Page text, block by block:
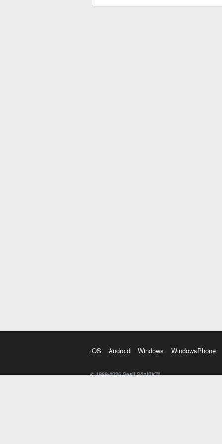
iOS Android Windows WindowsPhone
© 1999-2026 Sesli Sözlük™